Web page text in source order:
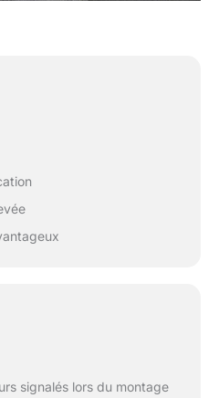
pour les salles de gym
à domicile compactes.
Keppi - 5 Ans de
signalés lors du montage